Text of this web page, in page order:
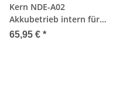
Kern NDE-A02
Akkubetrieb intern für
Plattformwaagen Kern
65,95 € *